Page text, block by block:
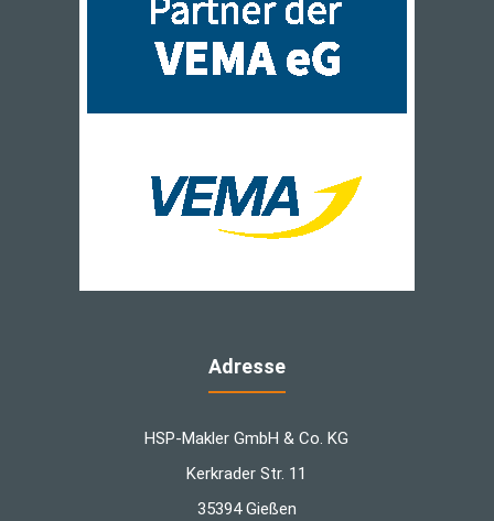
Adresse
HSP-Makler GmbH & Co. KG
Kerkrader Str. 11
35394 Gießen